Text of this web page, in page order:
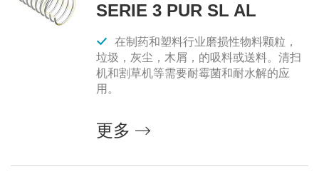
SERIE 3 PUR SL AL
在制药和塑料行业磨损性物料颗粒，
垃圾，灰尘，木屑，的吸料或送料。清扫
机和割草机等需要耐霉菌和耐水解的应
用。
更多